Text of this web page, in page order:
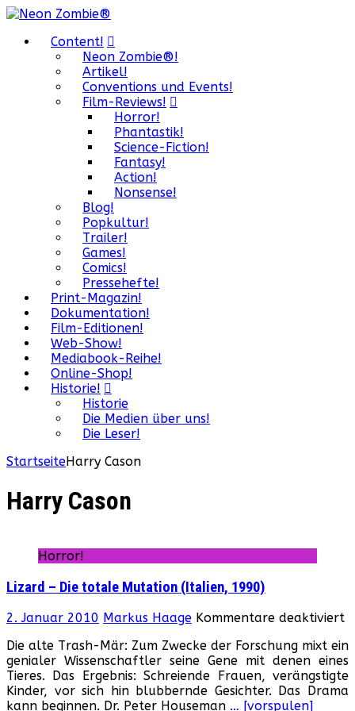
Content!
Neon Zombie®!
Artikel!
Conventions und Events!
Film-Reviews!
Horror!
Phantastik!
Science-Fiction!
Fantasy!
Action!
Nonsense!
Blog!
Popkultur!
Trailer!
Games!
Comics!
Pressehefte!
Print-Magazin!
Dokumentation!
Film-Editionen!
Web-Show!
Mediabook-Reihe!
Online-Shop!
Historie!
Historie
Die Medien über uns!
Die Leser!
StartseiteHarry Cason
Harry Cason
Horror!
Lizard – Die totale Mutation (Italien, 1990)
2. Januar 2010 Markus Haage Kommentare deaktiviert
–
Die alte Trash-Mär: Zum Zwecke der Forschung mixt ein
genialer Wissenschaftler seine Gene mit denen eines
Tieres. Das Ergebnis: Schreiende Frauen, verängstigte
Kinder, vor sich hin blubbernde Gesichter. Das Drama
kann beginnen. Dr. Peter Houseman … [vorspulen]